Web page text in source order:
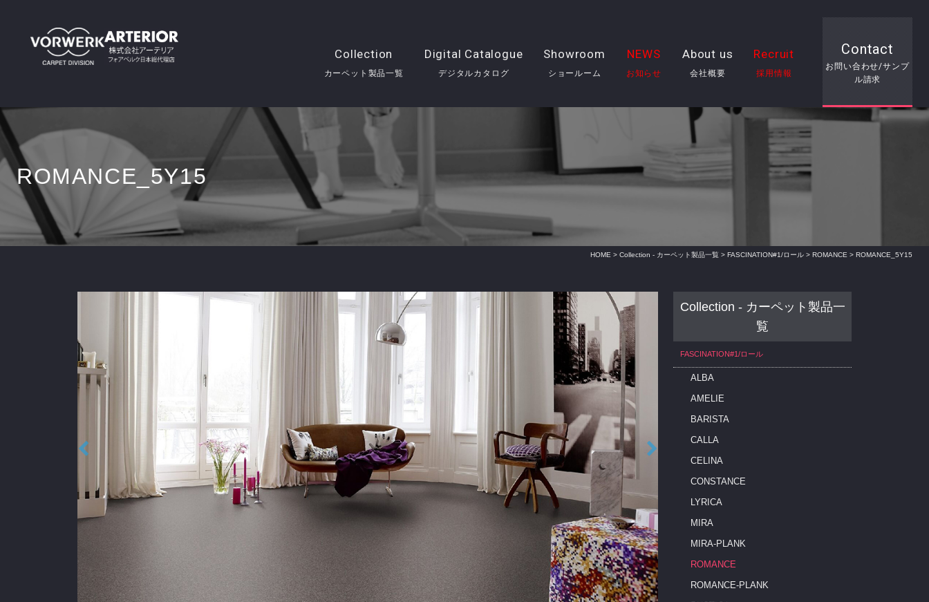
Contact
お問い合わせ/サンプ
ル請求
Collection
カーペット製品一覧
Digital Catalogue
デジタルカタログ
Showroom
ショールーム
NEWS
お知らせ
About us
会社概要
Recruit
採用情報
ROMANCE_5Y15
HOME > Collection - カーペット製品一覧 > FASCINATION#1/ロール > ROMANCE > ROMANCE_5Y15
Collection - カーペット製品一
覧
FASCINATION#1/ロール
ALBA
AMELIE
BARISTA
CALLA
CELINA
CONSTANCE
LYRICA
MIRA
MIRA-PLANK
ROMANCE
ROMANCE-PLANK